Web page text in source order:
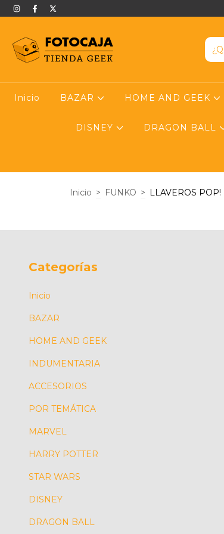
Inicio BAZAR HOME AND GEEK
DISNEY DRAGON BALL
Inicio > FUNKO > LLAVEROS POP!
Categorías
Inicio
BAZAR
HOME AND GEEK
INDUMENTARIA
ACCESORIOS
POR TEMÁTICA
MARVEL
HARRY POTTER
STAR WARS
DISNEY
DRAGON BALL